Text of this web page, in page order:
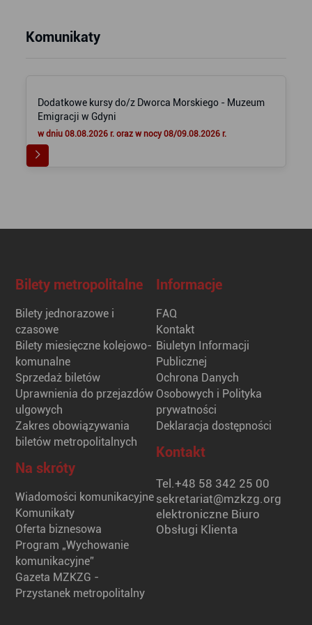
Komunikaty
Dodatkowe kursy do/z Dworca Morskiego - Muzeum
Emigracji w Gdyni
w dniu 08.08.2026 r. oraz w nocy 08/09.08.2026 r.
Bilety metropolitalne
Bilety jednorazowe i
czasowe
Bilety miesięczne kolejowo-
komunalne
Sprzedaż biletów
Uprawnienia do przejazdów
ulgowych
Zakres obowiązywania
biletów metropolitalnych
Na skróty
Wiadomości komunikacyjne
Komunikaty
Oferta biznesowa
Program „Wychowanie
komunikacyjne”
Gazeta MZKZG -
Przystanek metropolitalny
Informacje
FAQ
Kontakt
Biuletyn Informacji
Publicznej
Ochrona Danych
Osobowych i Polityka
prywatności
Deklaracja dostępności
Kontakt
Tel.+48 58 342 25 00
sekretariat@mzkzg.org
elektroniczne Biuro
Obsługi Klienta